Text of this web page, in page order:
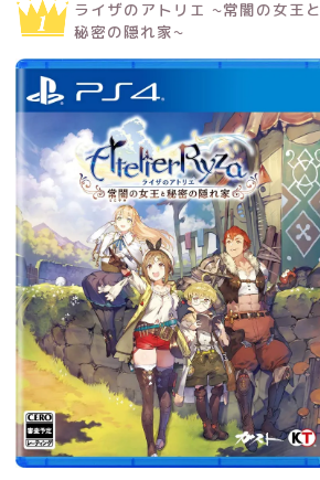
ライザのアトリエ ~常闇の女王と
秘密の隠れ家~